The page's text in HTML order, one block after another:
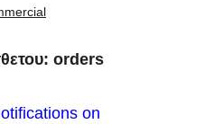
orders
on